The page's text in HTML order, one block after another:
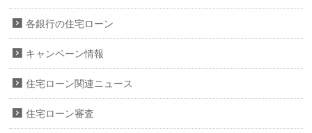
各銀行の住宅ローン
キャンペーン情報
住宅ローン関連ニュース
住宅ローン審査